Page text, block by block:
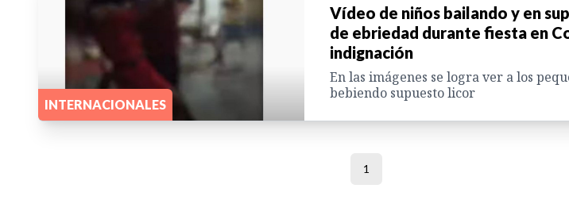
INTERNACIONALES
Vídeo de niños bailando y en
de ebriedad durante fiesta en
indignación
En las imágenes se logra ver a los
bebiendo supuesto licor
1